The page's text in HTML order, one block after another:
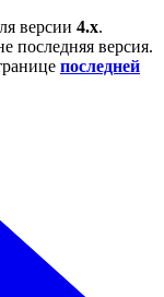
версии 4.x.
последняя версия.
последней